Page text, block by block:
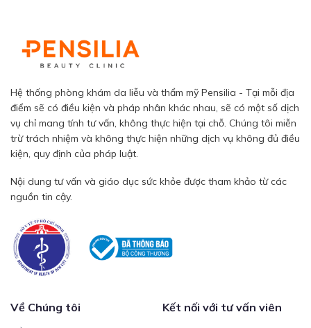
Hệ thống phòng khám da liễu và thẩm mỹ Pensilia - Tại mỗi địa
điểm sẽ có điều kiện và pháp nhân khác nhau, sẽ có một số dịch
vụ chỉ mang tính tư vấn, không thực hiện tại chỗ. Chúng tôi miễn
trừ trách nhiệm và không thực hiện những dịch vụ không đủ điều
kiện, quy định của pháp luật.
Nội dung tư vấn và giáo dục sức khỏe được tham khảo từ các
nguồn tin cậy.
Về Chúng tôi Kết nối với tư vấn viên